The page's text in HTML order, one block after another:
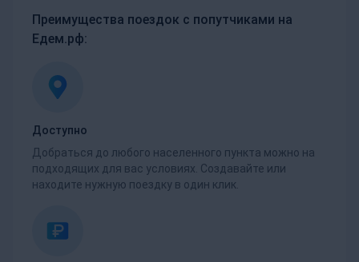
Преимущества поездок с попутчиками на
Едем.рф:
Доступно
Добраться до любого населенного пункта можно на
подходящих для вас условиях. Создавайте или
находите нужную поездку в один клик.